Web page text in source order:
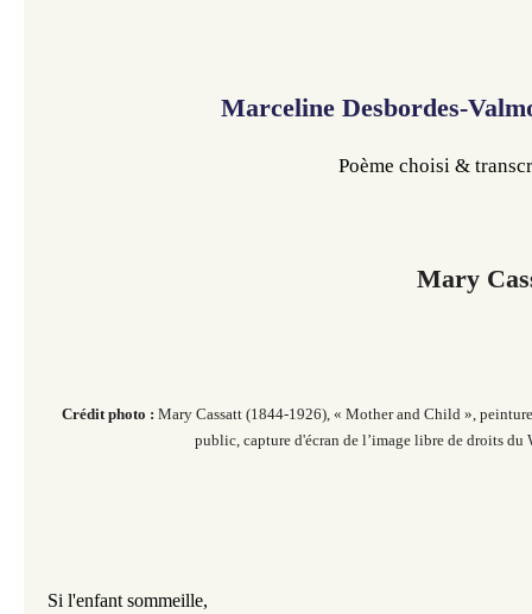
Marceline Desbordes-
Poème choisi &
Mary
Crédit photo : Mary Cassatt (1844-1926), « Mother and Child »,
public, capture d'écran de l’image libre de droits du
Si l'enfant sommeille,